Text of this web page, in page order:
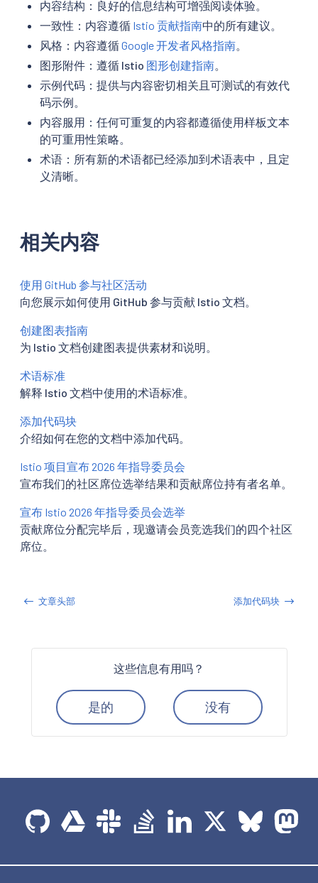
内容结构：良好的信息结构可增强阅读体验。
一致性：内容遵循 Istio 贡献指南中的所有建议。
风格：内容遵循Google 开发者风格指南。
图形附件：遵循 Istio 图形创建指南。
示例代码：提供与内容密切相关且可测试的有效代
码示例。
内容服用：任何可重复的内容都遵循使用样板文本
的可重用性策略。
术语：所有新的术语都已经添加到术语表中，且定
义清晰。
相关内容
使用 GitHub 参与社区活动
向您展示如何使用 GitHub 参与贡献 Istio 文档。
创建图表指南
为 Istio 文档创建图表提供素材和说明。
术语标准
解释 Istio 文档中使用的术语标准。
添加代码块
介绍如何在您的文档中添加代码。
Istio 项目宣布 2026 年指导委员会
宣布我们的社区席位选举结果和贡献席位持有者名单。
宣布 Istio 2026 年指导委员会选举
贡献席位分配完毕后，现邀请会员竞选我们的四个社区
席位。
文章头部 添加代码块
这些信息有用吗？
是的 没有